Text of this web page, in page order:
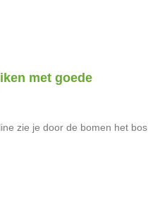
met goede
zie je door de bomen het bos